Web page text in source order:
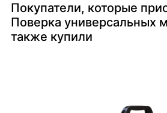
Покупатели, которые
Поверка универсальных
также купили